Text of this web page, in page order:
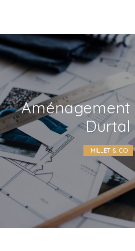
aménagement intérieur
Durtal
MILLET & CO